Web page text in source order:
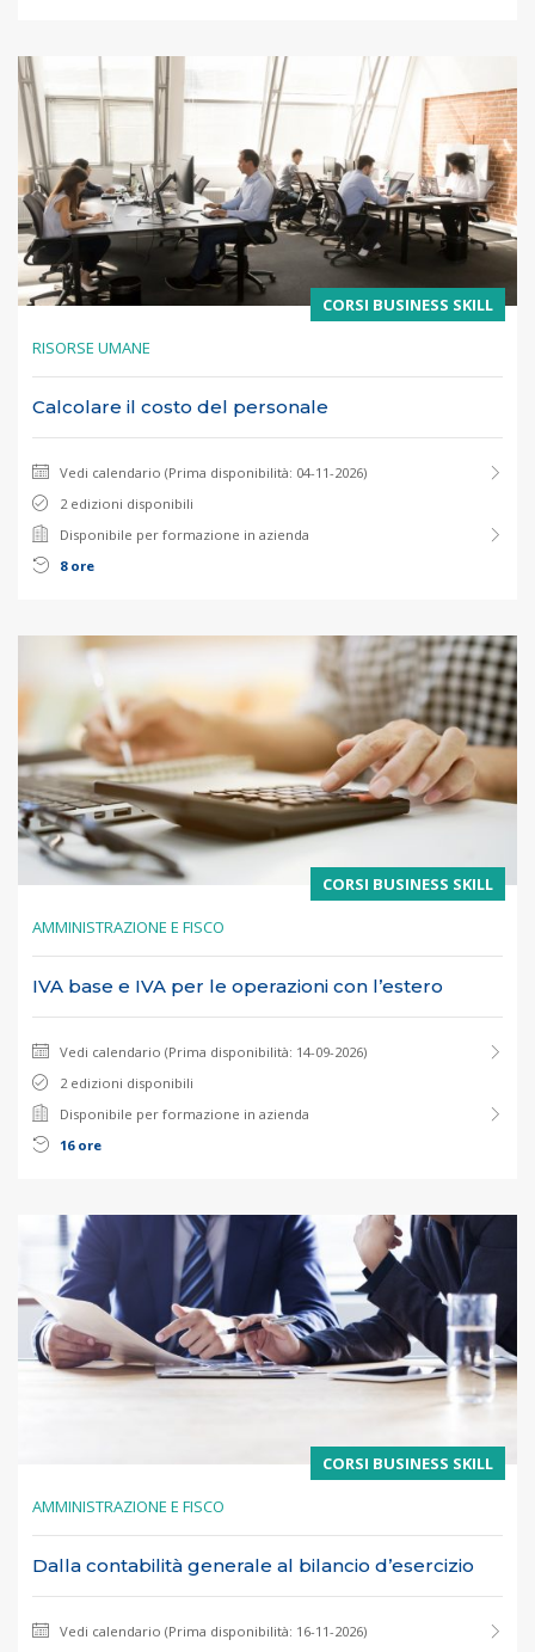
CORSI BUSINESS SKILL
RISORSE UMANE
Calcolare il costo del personale
Vedi calendario (Prima disponibilità: 04-11-2026)
2 edizioni disponibili
Disponibile per formazione in azienda
8 ore
CORSI BUSINESS SKILL
AMMINISTRAZIONE E FISCO
IVA base e IVA per le operazioni con l’estero
Vedi calendario (Prima disponibilità: 14-09-2026)
2 edizioni disponibili
Disponibile per formazione in azienda
16 ore
CORSI BUSINESS SKILL
AMMINISTRAZIONE E FISCO
Dalla contabilità generale al bilancio d’esercizio
Vedi calendario (Prima disponibilità: 16-11-2026)